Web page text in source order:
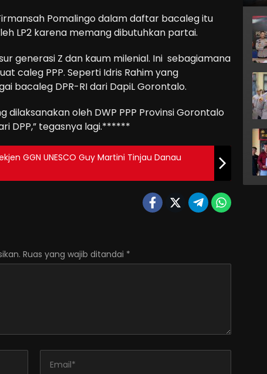
Pomalingo dalam daftar bacaleg itu
LP2 karena memang dibutuhkan partai.
generasi Z dan kaum milenial. Ini sebagiamana
caleg PPP. Seperti Idris Rahim yang
bacaleg DPR-RI dari DapiL Gorontalo.
dilaksanakan oleh DWP PPP Provinsi Gorontalo
DPP,” tegasnya lagi.******
GGN UNESCO Guy Martini Tinjau Danau
Ruas yang wajib ditandai *